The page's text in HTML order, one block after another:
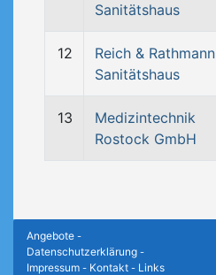
Sanitätshaus
12
Reich & Rathmann
Sanitätshaus
13
Medizintechnik
Rostock GmbH
Angebote -
Datenschutzerklärung -
Impressum - Kontakt - Links